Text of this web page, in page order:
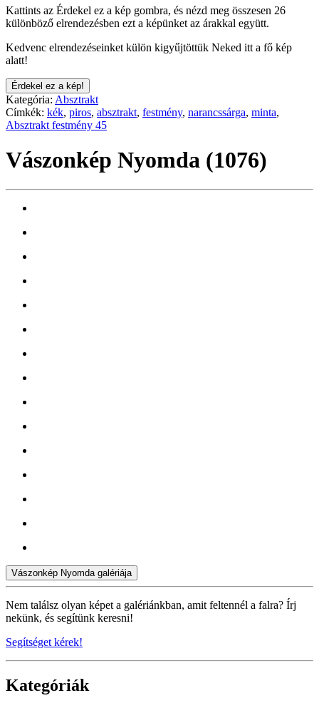
Kattints az Érdekel ez a kép gombra, és nézd meg összesen 26
különböző elrendezésben ezt a képünket az árakkal együtt.
Kedvenc elrendezéseinket külön kigyűjtöttük Neked itt a fő kép
alatt!
Érdekel ez a kép!
Kategória: Absztrakt
Címkék: kék, piros, absztrakt, festmény, narancssárga, minta,
Absztrakt festmény 45
Vászonkép Nyomda (1076)
Vászonkép Nyomda galériája
Nem találsz olyan képet a galériánkban, amit feltennél a falra? Írj
nekünk, és segítünk keresni!
Segítséget kérek!
Kategóriák